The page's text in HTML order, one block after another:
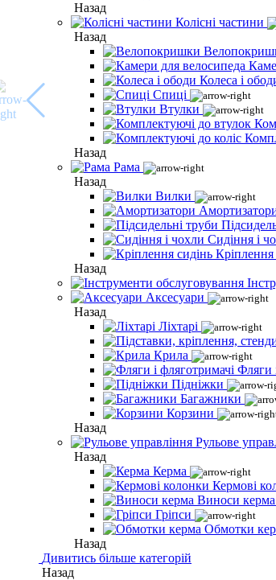
Назад
Колісні частини
Назад
Колеса і
Спиці
Втулки
Назад
Рама
Назад
Вилки
Сидіння і
Кріплення
Назад
Аксесуари
Назад
Ліхтарі
Крила
Фляги
Підніжки
Багажники
Корзини
Назад
Рульове
Назад
Керма
Кермові
Виноси керма
Гріпси
Обмотки
Назад
Дивитись більше категорій
Назад